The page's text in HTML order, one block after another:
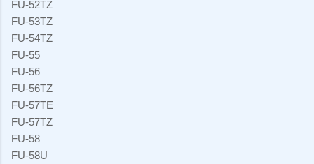
FU-52TZ
FU-53TZ
FU-54TZ
FU-55
FU-56
FU-56TZ
FU-57TE
FU-57TZ
FU-58
FU-58U